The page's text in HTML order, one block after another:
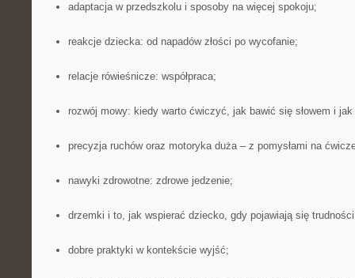
adaptacja w przedszkolu i sposoby na więcej spokoju;
reakcje dziecka: od napadów złości po wycofanie;
relacje rówieśnicze: współpraca;
rozwój mowy: kiedy warto ćwiczyć, jak bawić się słowem i jak
precyzja ruchów oraz motoryka duża – z pomysłami na
nawyki zdrowotne: zdrowe jedzenie;
drzemki i to, jak wspierać dziecko, gdy pojawiają się
dobre praktyki w kontekście wyjść;